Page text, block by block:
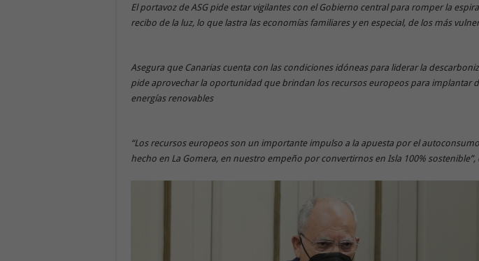
El portavoz de ASG pide estar vigilantes con el Gobierno central para romper la
recibo de la luz, lo que lastra las economías familiares y en especial, de los más
Asegura que Canarias cuenta con las condiciones idóneas para liderar la
pide aprovechar la oportunidad que brindan los recursos europeos para implantar
energías renovables
“Los recursos europeos son un importante impulso a la apuesta por el
hecho en La Gomera, en nuestro empeño por convertirnos en Isla 100% sostenible”,